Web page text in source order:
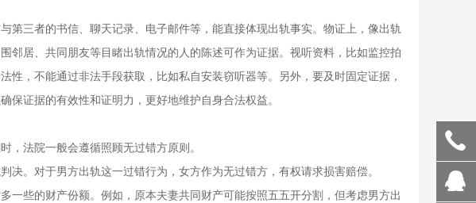
第三者的书信、聊天记录、电子邮件等，能直接体现出轨事实。物证上，像出轨
邻居、共同朋友等目睹出轨情况的人的陈述可作为证据。视听资料，比如监控拍
，不能通过非法手段获取，比如私自安装窃听器等。另外，要及时固定证据，
证据的有效性和证明力，更好地维护自身合法权益。
，法院一般会遵循照顾无过错方原则。
。对于男方出轨这一过错行为，女方作为无过错方，有权请求损害赔偿。
一些的财产份额。例如，原本夫妻共同财产可能按照五五开分割，但考虑男方出